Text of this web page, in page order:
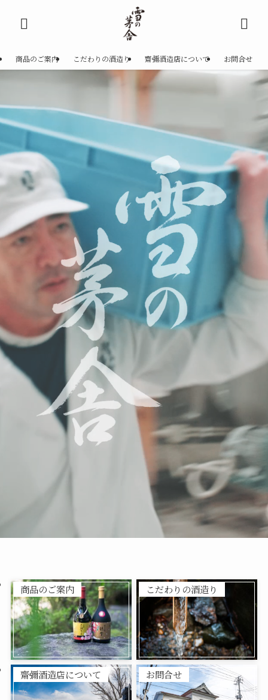
商品のご案内 こだわりの酒造り 齋彌酒造店について お問合せ
商品のご案内 こだわりの酒造り
齋彌酒造店について お問合せ